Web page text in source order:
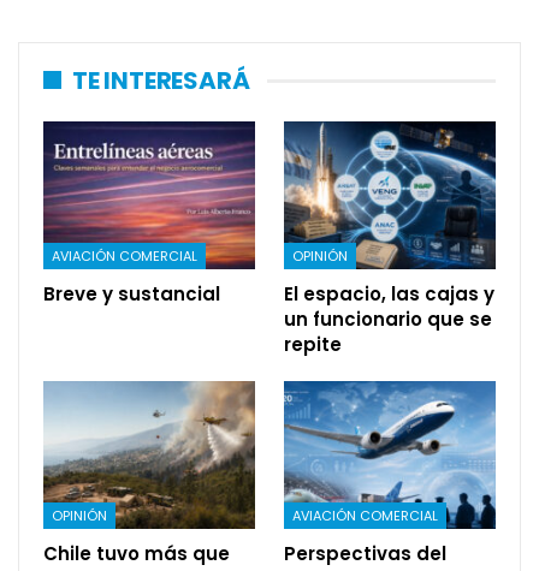
TE INTERESARÁ
AVIACIÓN COMERCIAL
Breve y sustancial
OPINIÓN
El espacio, las cajas y
un funcionario que se
repite
OPINIÓN
Chile tuvo más que
AVIACIÓN COMERCIAL
Perspectivas del